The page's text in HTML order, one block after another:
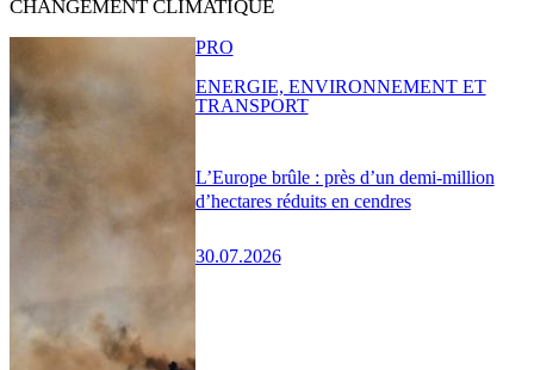
CHANGEMENT CLIMATIQUE
L’Europe brûle : près d’un demi-million
d’hectares réduits en cendres
30.07.2026
PRO
ENERGIE, ENVIRONNEMENT ET
TRANSPORT